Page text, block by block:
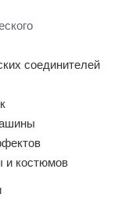
соединителей
и костюмов